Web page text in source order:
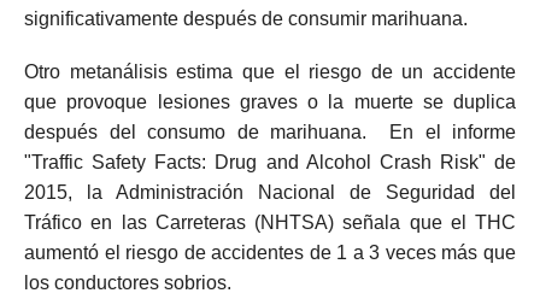
significativamente después de consumir marihuana.
Otro metanálisis estima que el riesgo de un accidente
que provoque lesiones graves o la muerte se duplica
después del consumo de marihuana. En el informe
"Traffic Safety Facts: Drug and Alcohol Crash Risk" de
2015, la Administración Nacional de Seguridad del
Tráfico en las Carreteras (NHTSA) señala que el THC
aumentó el riesgo de accidentes de 1 a 3 veces más que
los conductores sobrios.